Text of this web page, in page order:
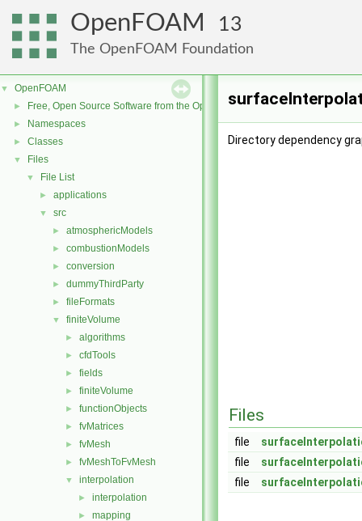
OpenFOAM 13
The OpenFOAM Foundation
▼ OpenFOAM
► Free, Open Source Software from the OpenFOAM Foundation
► Namespaces
► Classes
▼ Files
▼ File List
► applications
▼ src
► atmosphericModels
► combustionModels
► conversion
► dummyThirdParty
► fileFormats
▼ finiteVolume
► algorithms
► cfdTools
► fields
► finiteVolume
► functionObjects
► fvMatrices
► fvMesh
► fvMeshToFvMesh
▼ interpolation
► interpolation
► mapping
Directory dependency
Files
file
file
file